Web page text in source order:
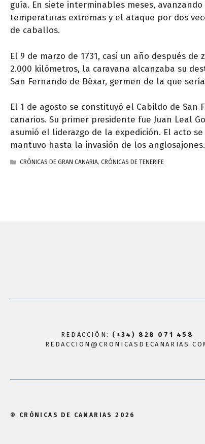
guía. En siete interminables meses,
temperaturas extremas y el ataque por dos
de caballos.
El 9 de marzo de 1731, casi un año después
2.000 kilómetros, la caravana alcanzaba su
San Fernando de Béxar, germen de la que
El 1 de agosto se constituyó el Cabildo de
canarios. Su primer presidente fue Juan Leal
asumió el liderazgo de la expedición. El acto
mantuvo hasta la invasión de los anglosajones.
CATEGORÍAS
CRÓNICAS DE GRAN CANARIA,CRÓNICAS DE TENERIFE
REDACCIÓN: (+34) 828 071 458
© CRÓNICAS DE CANARIAS 2026